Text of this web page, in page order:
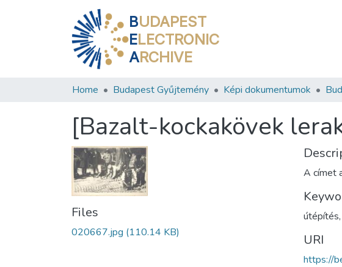
BUDAPEST
ELECTRONIC
ARCHIVE
Home Budapest Gyűjtemény Képi dokumentumok
[Bazalt-kockakövek
Files
020667.jpg (110.14 KB)
A címet
útépítés,
URI
https://